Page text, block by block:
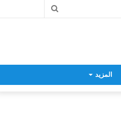
بحث
المزيد